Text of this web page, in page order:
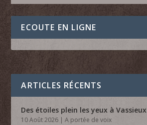
ECOUTE EN LIGNE
ARTICLES RÉCENTS
Des étoiles plein les yeux à Vassieux
10 Août 2026 |A portée de voix